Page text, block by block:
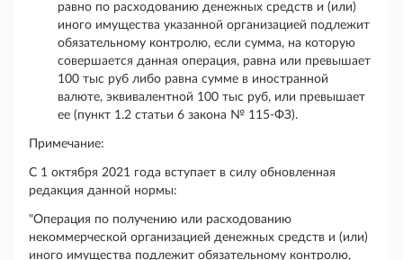
равно по расходованию денежных средств и (или)
иного имущества указанной организацией подлежит
обязательному контролю, если сумма, на которую
совершается данная операция, равна или превышает
100 тыс руб либо равна сумме в иностранной
валюте, эквивалентной 100 тыс руб, или превышает
ее (пункт 1.2 статьи 6 закона № 115-ФЗ).
Примечание:
С 1 октября 2021 года вступает в силу обновленная
редакция данной нормы:
"Операция по получению или расходованию
некоммерческой организацией денежных средств и (или)
иного имущества подлежит обязательному контролю,